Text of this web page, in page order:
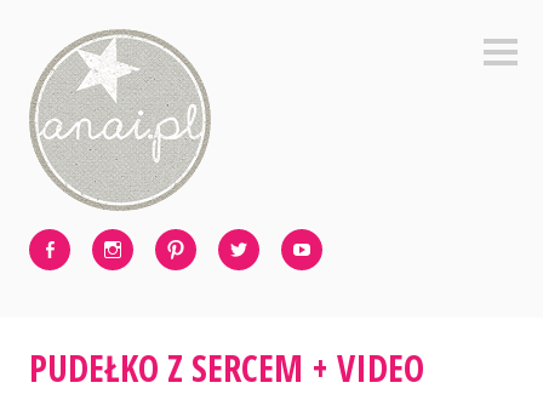
content
PUDEŁKO Z SERCEM + VIDEO